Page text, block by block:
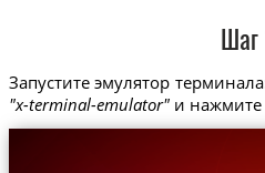
Шаг 1
Запустите эмулятор
"x-terminal-emulator"и нажмите